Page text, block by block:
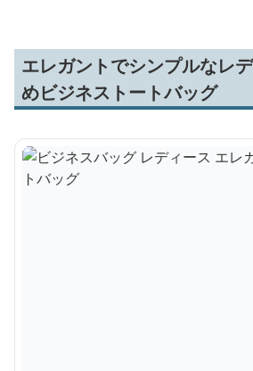
エレガントでシンプルなレ
めビジネストートバッグ